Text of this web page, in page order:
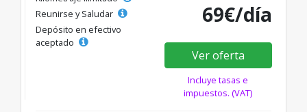
Reunirse y Saludar
Depósito en efectivo
aceptado
69€/día
Ver oferta
Incluye tasas e
impuestos. (VAT)